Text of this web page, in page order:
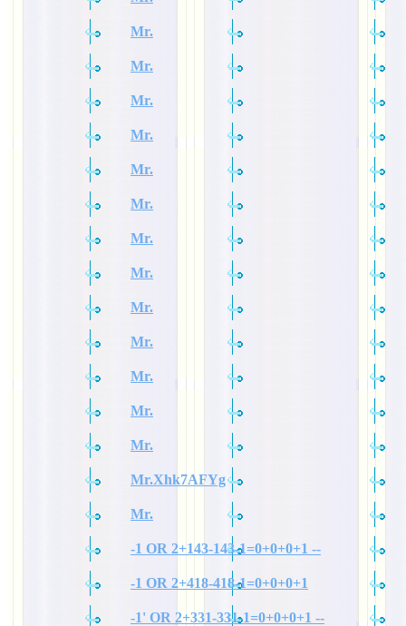
Mr.
Mr.
Mr.
Mr.
Mr.
Mr.
Mr.
Mr.
Mr.
Mr.
Mr.
Mr.
Mr.
Mr.Xhk7AFYg
Mr.
-1 OR 2+143-143-1=0+0+0+1 --
-1 OR 2+418-418-1=0+0+0+1
-1' OR 2+331-331-1=0+0+0+1 --